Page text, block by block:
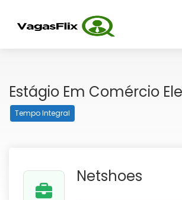
Estágio Em Comércio
Tempo Integral
Netshoes